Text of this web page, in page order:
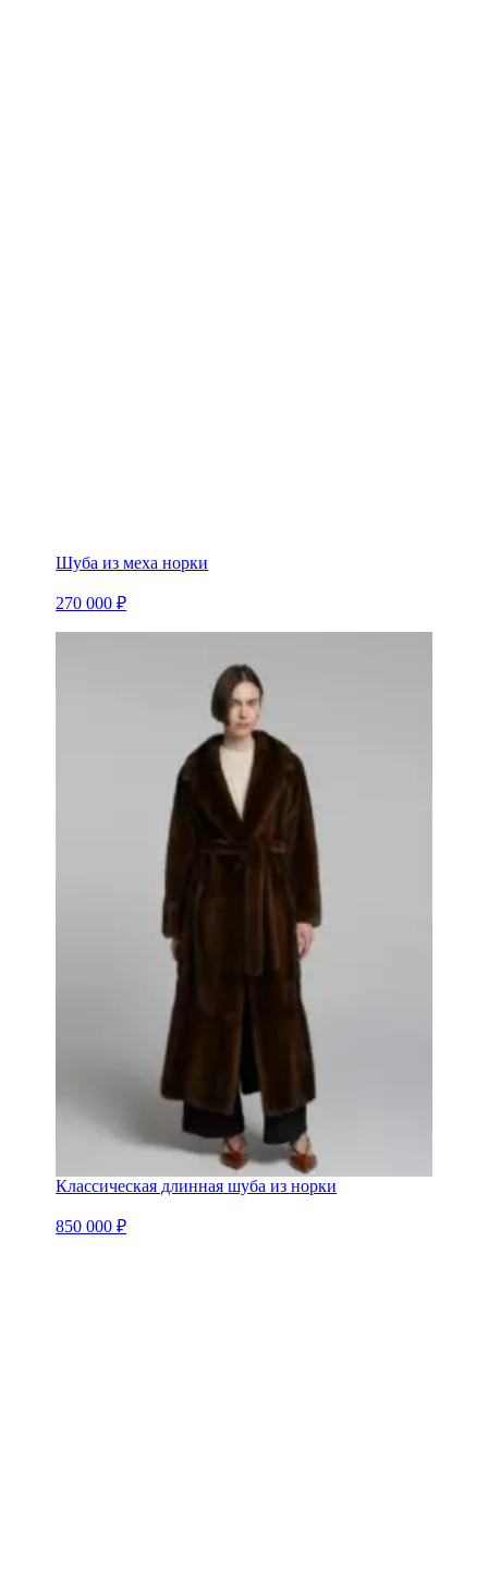
Шуба из меха норки
270 000 ₽
Классическая длинная шуба из норки
850 000 ₽